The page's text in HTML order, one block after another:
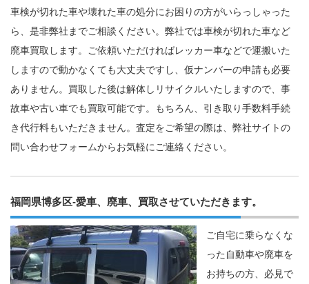
車検が切れた車や壊れた車の処分にお困りの方がいらっしゃった
ら、是非弊社までご相談ください。弊社では車検が切れた車など
廃車買取します。ご依頼いただければレッカー車などで運搬いた
しますので動かなくても大丈夫ですし、仮ナンバーの申請も必要
ありません。買取した後は解体しリサイクルいたしますので、事
故車や古い車でも買取可能です。もちろん、引き取り手数料手続
き代行料もいただきません。査定をご希望の際は、弊社サイトの
問い合わせフォームからお気軽にご連絡ください。
福岡県博多区-愛車、廃車、買取させていただきます。
ご自宅に乗らなくな
った自動車や廃車を
お持ちの方、必見で